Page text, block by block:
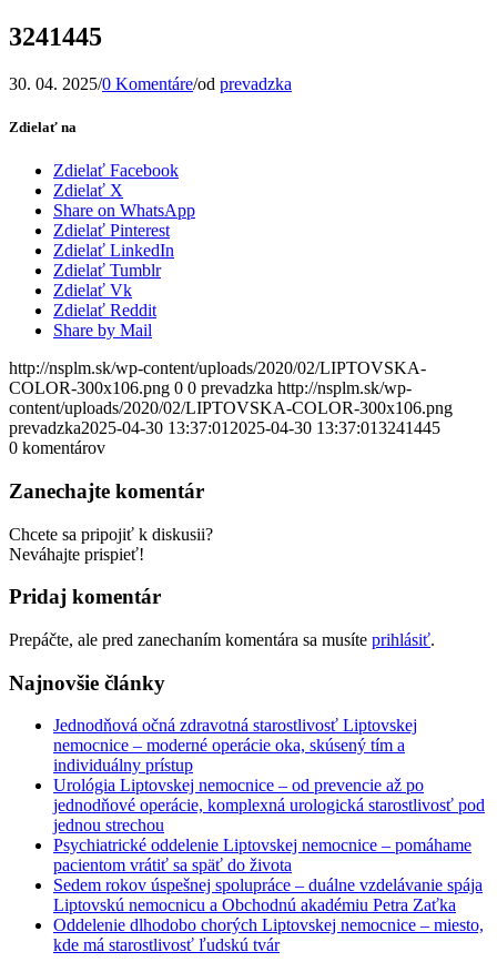
3241445
30. 04. 2025/0 Komentáre/od prevadzka
Zdielať na
Zdielať Facebook
Zdielať X
Share on WhatsApp
Zdielať Pinterest
Zdielať LinkedIn
Zdielať Tumblr
Zdielať Vk
Zdielať Reddit
Share by Mail
http://nsplm.sk/wp-content/uploads/2020/02/LIPTOVSKA-
COLOR-300x106.png 0 0 prevadzka http://nsplm.sk/wp-
content/uploads/2020/02/LIPTOVSKA-COLOR-300x106.png
prevadzka2025-04-30 13:37:01 2025-04-30 13:37:013241445
0 komentárov
Zanechajte komentár
Chcete sa pripojiť k diskusii?
Neváhajte prispieť!
Pridaj komentár
Prepáčte, ale pred zanechaním komentára sa musíte prihlásiť.
Najnovšie články
Jednodňová očná zdravotná starostlivosť Liptovskej
nemocnice – moderné operácie oka, skúsený tím a
individuálny prístup
Urológia Liptovskej nemocnice – od prevencie až po
jednodňové operácie, komplexná urologická starostlivosť pod
jednou strechou
Psychiatrické oddelenie Liptovskej nemocnice – pomáhame
pacientom vrátiť sa späť do života
Sedem rokov úspešnej spolupráce – duálne vzdelávanie spája
Liptovskú nemocnicu a Obchodnú akadémiu Petra Zaťka
Oddelenie dlhodobo chorých Liptovskej nemocnice – miesto,
kde má starostlivosť ľudskú tvár